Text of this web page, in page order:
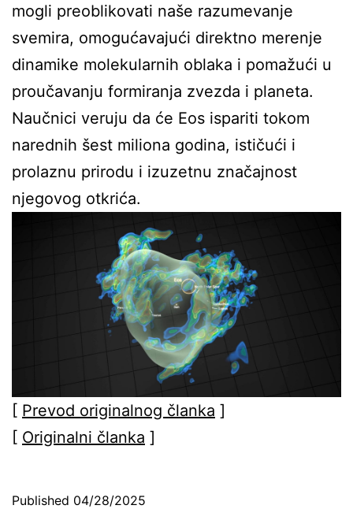
mogli preoblikovati naše razumevanje
svemira, omogućavajući direktno merenje
dinamike molekularnih oblaka i pomažući u
proučavanju formiranja zvezda i planeta.
Naučnici veruju da će Eos ispariti tokom
narednih šest miliona godina, ističući i
prolaznu prirodu i izuzetnu značajnost
njegovog otkrića.
[ Prevod originalnog članka ]
[ Originalni članka ]
Published 04/28/2025